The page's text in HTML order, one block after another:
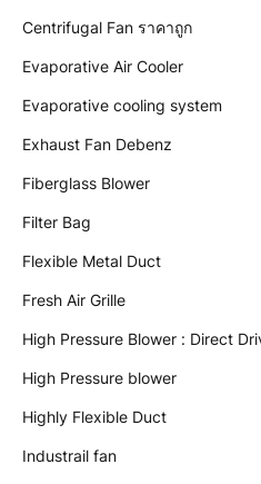
Centrifugal Fan ราคาถูก
Evaporative Air Cooler
Evaporative cooling system
Exhaust Fan Debenz
Fiberglass Blower
Filter Bag
Flexible Metal Duct
Fresh Air Grille
High Pressure Blower : Direct
High Pressure blower
Highly Flexible Duct
Industrail fan